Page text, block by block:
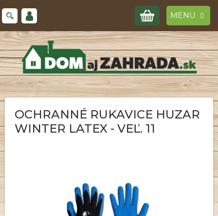
na
obsah
NÁKUPNÝ
OCHRANNÉ RUKAVICE HUZAR
WINTER LATEX - VEĽ. 11